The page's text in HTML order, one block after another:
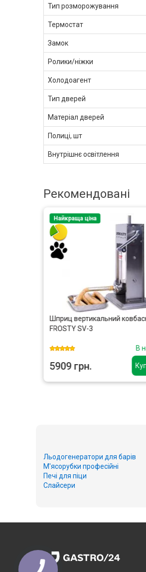
Тип розморожування
Термостат
Замок
Ролики/ніжки
Холодоагент
Тип дверей
Матеріал дверей
Полиці, шт
Внутрішнє освітлення
Рекомендовані
Найкраща ціна
Шприц вертикальний
FROSTY SV-3
В
5909 грн.
Льодогенератори для барів
М'ясорубки професійні
Печі для піци
Слайсери